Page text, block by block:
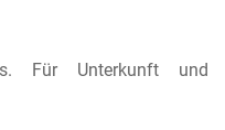
Für Unterkunft und